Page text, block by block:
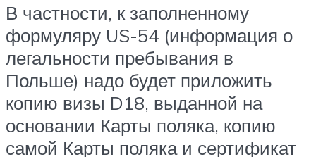
В частности, к заполненному
формуляру US-54 (информация о
легальности пребывания в
Польше) надо будет приложить
копию визы D18, выданной на
основании Карты поляка, копию
самой Карты поляка и сертификат